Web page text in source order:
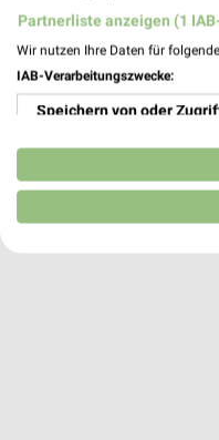
Partnerliste anzeigen (1
Wir nutzen Ihre Daten für
IAB-Verarbeitungszwecke:
Speichern von oder
Verwendung reduzierter
Erstellung von Profilen
Erstellung von Profilen
Verwendung von